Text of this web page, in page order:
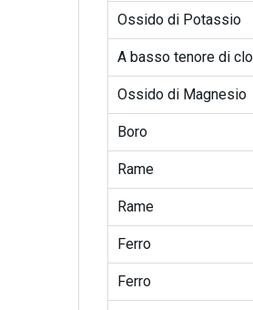
Ossido di Potassio
A basso tenore di
Ossido di Magnesio
Boro
Rame
Rame
Ferro
Ferro